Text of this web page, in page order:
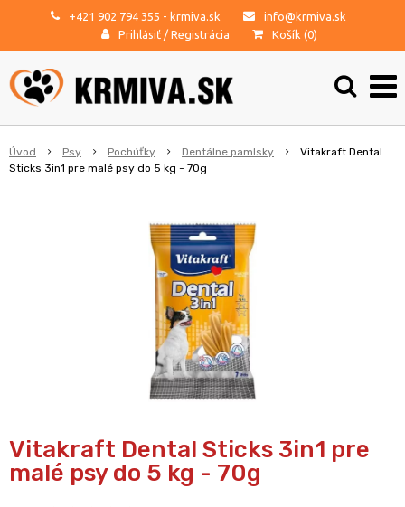
+421 902 794 355 - krmiva.sk
info@krmiva.sk
Prihlásiť / Registrácia Košík (0)
Úvod Psy Pochúťky Dentálne pamlsky
Vitakraft Dental
Sticks 3in1 pre malé psy do 5 kg - 70g
Vitakraft Dental Sticks 3in1 pre
malé psy do 5 kg - 70g